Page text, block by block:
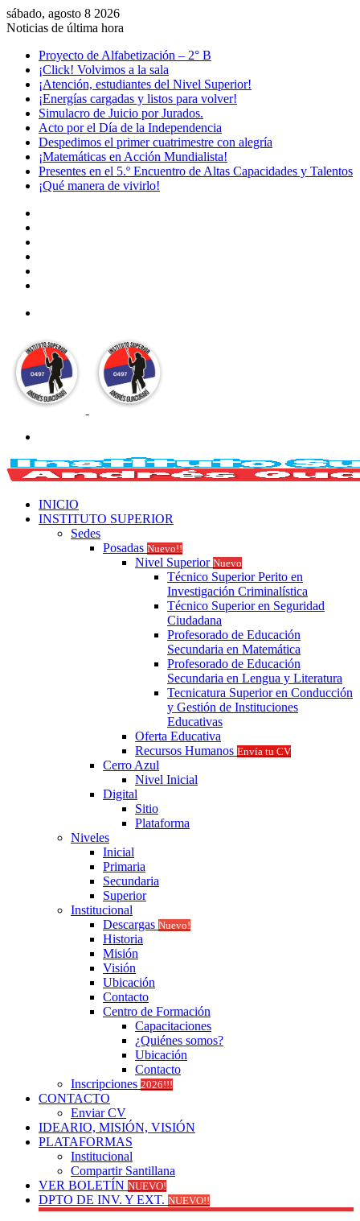
sábado, agosto 8 2026
Noticias de última hora
Proyecto de Alfabetización – 2° B
¡Click! Volvimos a la sala
¡Atención, estudiantes del Nivel Superior!
¡Energías cargadas y listos para volver!
Simulacro de Juicio por Jurados.
Acto por el Día de la Independencia
Despedimos el primer cuatrimestre con alegría
¡Matemáticas en Acción Mundialista!
Presentes en el 5.º Encuentro de Altas Capacidades y Talentos
¡Qué manera de vivirlo!
INICIO
INSTITUTO SUPERIOR
Sedes
Posadas Nuevo!!
Nivel Superior Nuevo
Técnico Superior Perito en
Investigación Criminalística
Técnico Superior en Seguridad
Ciudadana
Profesorado de Educación
Secundaria en Matemática
Profesorado de Educación
Secundaria en Lengua y Literatura
Tecnicatura Superior en Conducción
y Gestión de Instituciones
Educativas
Oferta Educativa
Recursos Humanos Envía tu CV
Cerro Azul
Nivel Inicial
Digital
Sitio
Plataforma
Niveles
Inicial
Primaria
Secundaria
Superior
Institucional
Descargas Nuevo!
Historia
Misión
Visión
Ubicación
Contacto
Centro de Formación
Capacitaciones
¿Quiénes somos?
Ubicación
Contacto
Inscripciones 2026!!!
CONTACTO
Enviar CV
IDEARIO, MISIÓN, VISIÓN
PLATAFORMAS
Institucional
Compartir Santillana
VER BOLETÍN NUEVO!
DPTO DE INV. Y EXT. NUEVO!!